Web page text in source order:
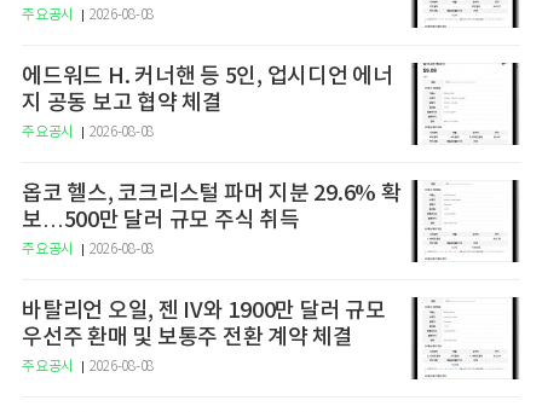
주요공시 2026-08-08
에드워드 H. 커너핸 등 5인, 업시디언 에너
지 공동 보고 협약 체결
주요공시 2026-08-08
옵코 헬스, 코크리스털 파머 지분 29.6% 확
보…500만 달러 규모 주식 취득
주요공시 2026-08-08
바탈리언 오일, 젠 IV와 1900만 달러 규모
우선주 환매 및 보통주 전환 계약 체결
주요공시 2026-08-08